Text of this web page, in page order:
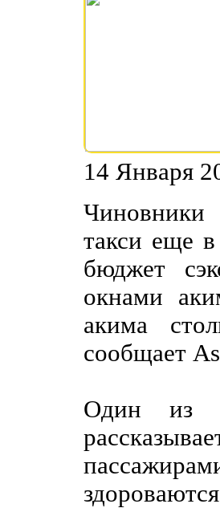
14 Января
такси еще в
бюджет
окнами
акима
сообщает
Один из